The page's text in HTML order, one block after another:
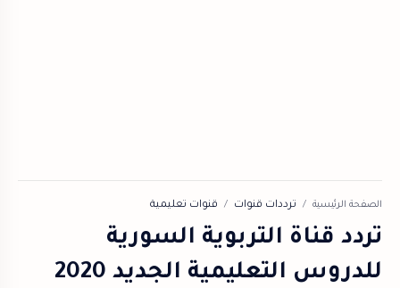
الصفحة الرئيسية ترددات قنوات قنوات تعليمية
تردد قناة التربوية السورية
للدروس التعليمية الجديد 2020